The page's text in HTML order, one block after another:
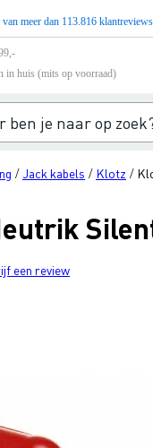
van meer dan 113.816 klantreviews
in huis (mits op voorraad)
/ Jack kabels / Klotz /
een review